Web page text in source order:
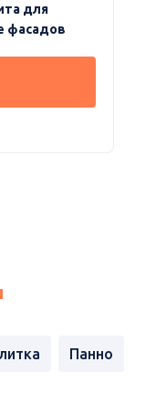
для
фасадов
Панно